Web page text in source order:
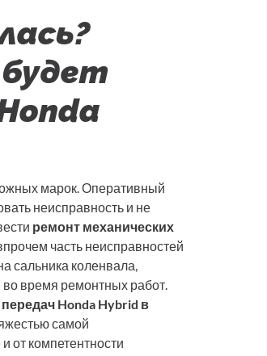
марок. Оперативный
неисправность и не
ремонт механических
часть неисправностей
сальника коленвала,
время ремонтных работ.
Honda Hybrid в
самой
от компетентности